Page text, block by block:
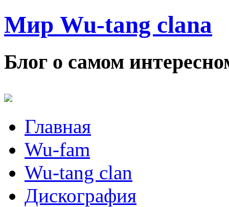
Мир Wu-tang clana
Блог о самом
Главная
Wu-fam
Wu-tang clan
Дискография